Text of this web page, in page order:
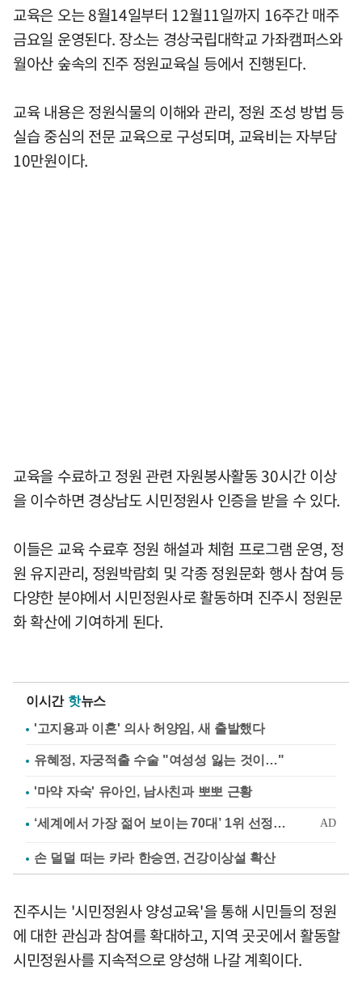
교육은 오는 8월14일부터 12월11일까지 16주간 매주
금요일 운영된다. 장소는 경상국립대학교 가좌캠퍼스와
월아산 숲속의 진주 정원교육실 등에서 진행된다.
교육 내용은 정원식물의 이해와 관리, 정원 조성 방법 등
실습 중심의 전문 교육으로 구성되며, 교육비는 자부담
10만원이다.
교육을 수료하고 정원 관련 자원봉사활동 30시간 이상
을 이수하면 경상남도 시민정원사 인증을 받을 수 있다.
이들은 교육 수료후 정원 해설과 체험 프로그램 운영, 정
원 유지관리, 정원박람회 및 각종 정원문화 행사 참여 등
다양한 분야에서 시민정원사로 활동하며 진주시 정원문
화 확산에 기여하게 된다.
이시간 핫뉴스
'고지용과 이혼' 의사 허양임, 새 출발했다
유혜정, 자궁적출 수술 "여성성 잃는 것이…"
'마약 자숙' 유아인, 남사친과 뽀뽀 근황
손 덜덜 떠는 카라 한승연, 건강이상설 확산
진주시는 '시민정원사 양성교육'을 통해 시민들의 정원
에 대한 관심과 참여를 확대하고, 지역 곳곳에서 활동할
시민정원사를 지속적으로 양성해 나갈 계획이다.